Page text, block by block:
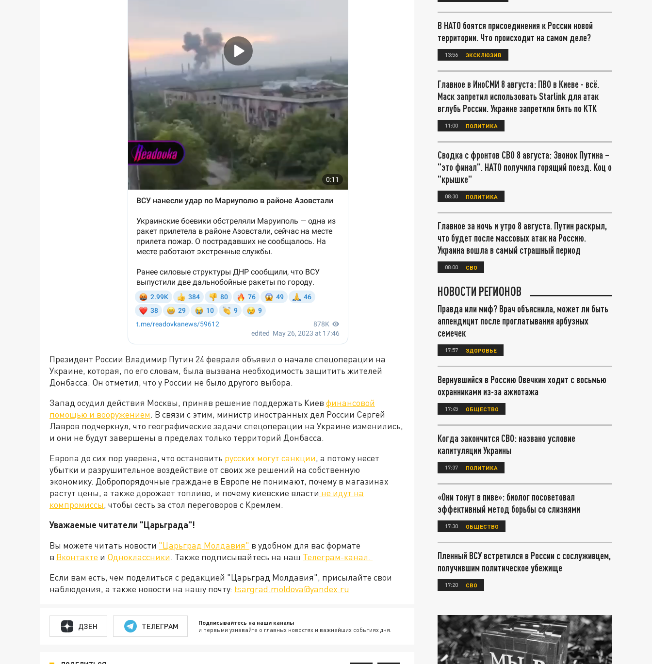
Президент России Владимир Путин 24 февраля объявил о начале спецоперации на
Украине, которая, по его словам, была вызвана необходимость защитить жителей
Донбасса. Он отметил, что у России не было другого выбора.
Запад осудил действия Москвы, приняв решение поддержать Киев финансовой
помощью и вооружением. В связи с этим, министр иностранных дел России Сергей
Лавров подчеркнул, что географические задачи спецоперации на Украине изменились,
и они не будут завершены в пределах только территорий Донбасса.
Европа до сих пор уверена, что остановить русских могут санкции, а потому несет
убытки и разрушительное воздействие от своих же решений на собственную
экономику. Добропорядочные граждане в Европе не понимают, почему в магазинах
растут цены, а также дорожает топливо, и почему киевские власти не идут на
компромиссы, чтобы сесть за стол переговоров с Кремлем.
Уважаемые читатели "Царьграда"!
Вы можете читать новости "Царьград Молдавия" в удобном для вас формате
в Вконтакте и Одноклассники. Также подписывайтесь на наш Телеграм-канал.
Если вам есть, чем поделиться с редакцией "Царьград Молдавия", присылайте свои
наблюдения, а также новости на нашу почту: tsargrad.moldova@yandex.ru
ДЗЕН ТЕЛЕГРАМ Подписывайтесь на наши каналы
и первыми узнавайте о главных новостях и важнейших событиях дня.
В НАТО боятся присоединения к России новой
территории. Что происходит на самом деле?
13:56 ЭКСКЛЮЗИВ
Главное в ИноСМИ 8 августа: ПВО в Киеве - всё.
Маск запретил использовать Starlink для атак
вглубь России. Украине запретили бить по КТК
11:00 ПОЛИТИКА
Сводка с фронтов СВО 8 августа: Звонок Путина –
"это финал". НАТО получила горящий поезд. Коц о
"крышке"
08:30 ПОЛИТИКА
Главное за ночь и утро 8 августа. Путин раскрыл,
что будет после массовых атак на Россию.
Украина вошла в самый страшный период
08:00 СВО
НОВОСТИ РЕГИОНОВ
Правда или миф? Врач объяснила, может ли быть
аппендицит после проглатывания арбузных
семечек
17:57 ЗДОРОВЬЕ
Вернувшийся в Россию Овечкин ходит с восьмью
охранниками из-за ажиотажа
17:45 ОБЩЕСТВО
Когда закончится СВО: названо условие
капитуляции Украины
17:37 ПОЛИТИКА
«Они тонут в пиве»: биолог посоветовал
эффективный метод борьбы со слизнями
17:30 ОБЩЕСТВО
Пленный ВСУ встретился в России с сослуживцем,
получившим политическое убежище
17:20 СВО